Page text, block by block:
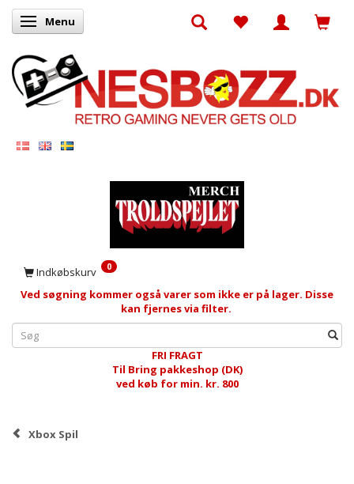
Skifte navigation
Menu
Indkøbskurv 0
Ved søgning kommer også varer som ikke er på lager. Disse
kan fjernes via filter.
FRI FRAGT
Til Bring pakkeshop (DK)
ved køb for min. kr. 800
Xbox Spil